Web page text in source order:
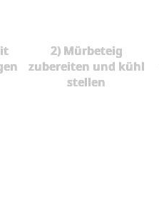
2) Mürbeteig
zubereiten und kühl
stellen